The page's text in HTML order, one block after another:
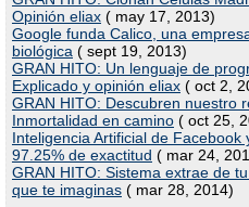
Opinión eliax ( may 17, 2013)
Google funda Calico, una
biológica ( sept 19, 2013)
GRAN HITO: Un lenguaje de
Explicado y opinión eliax ( oct 2,
GRAN HITO: Descubren nuestro
Inmortalidad en camino ( oct 25,
Inteligencia Artificial de
97.25% de exactitud ( mar 24,
GRAN HITO: Sistema extrae de
que te imaginas ( mar 28, 2014)